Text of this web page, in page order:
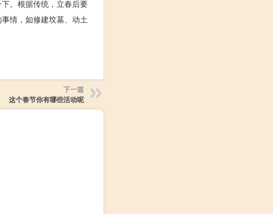
。根据传统，立春后要
情，如修建坟墓、动土
下一篇
这个春节你有哪些活动呢